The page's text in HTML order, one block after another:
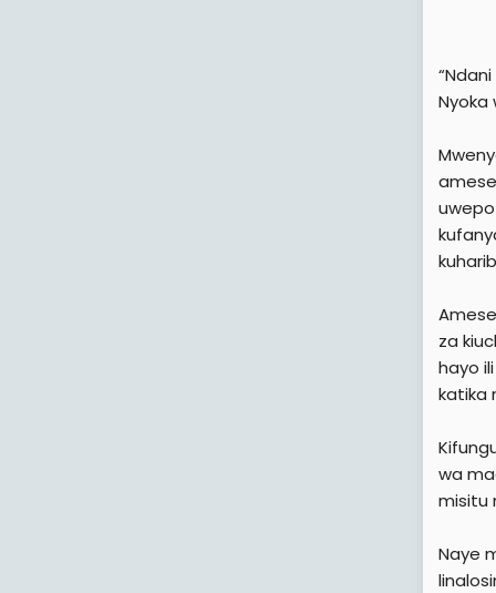
Nyoka
za
hayo
katika
wa
misitu
Naye